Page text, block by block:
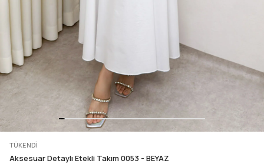
TÜKENDI
Aksesuar Detaylı Etekli Takım 0053 - BEYAZ